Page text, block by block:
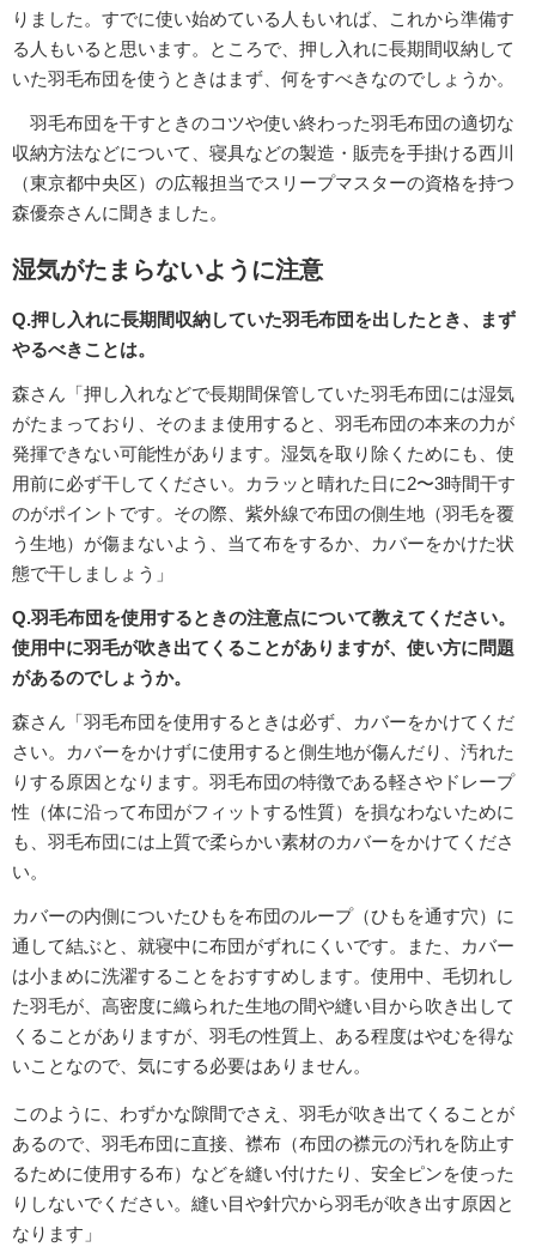
りました。すでに使い始めている人もいれば、これから準備す
る人もいると思います。ところで、押し入れに長期間収納して
いた羽毛布団を使うときはまず、何をすべきなのでしょうか。
羽毛布団を干すときのコツや使い終わった羽毛布団の適切な
収納方法などについて、寝具などの製造・販売を手掛ける西川
（東京都中央区）の広報担当でスリープマスターの資格を持つ
森優奈さんに聞きました。
湿気がたまらないように注意
Q.押し入れに長期間収納していた羽毛布団を出したとき、まず
やるべきことは。
森さん「押し入れなどで長期間保管していた羽毛布団には湿気
がたまっており、そのまま使用すると、羽毛布団の本来の力が
発揮できない可能性があります。湿気を取り除くためにも、使
用前に必ず干してください。カラッと晴れた日に2〜3時間干す
のがポイントです。その際、紫外線で布団の側生地（羽毛を覆
う生地）が傷まないよう、当て布をするか、カバーをかけた状
態で干しましょう」
Q.羽毛布団を使用するときの注意点について教えてください。
使用中に羽毛が吹き出てくることがありますが、使い方に問題
があるのでしょうか。
森さん「羽毛布団を使用するときは必ず、カバーをかけてくだ
さい。カバーをかけずに使用すると側生地が傷んだり、汚れた
りする原因となります。羽毛布団の特徴である軽さやドレープ
性（体に沿って布団がフィットする性質）を損なわないために
も、羽毛布団には上質で柔らかい素材のカバーをかけてくださ
い。
カバーの内側についたひもを布団のループ（ひもを通す穴）に
通して結ぶと、就寝中に布団がずれにくいです。また、カバー
は小まめに洗濯することをおすすめします。使用中、毛切れし
た羽毛が、高密度に織られた生地の間や縫い目から吹き出して
くることがありますが、羽毛の性質上、ある程度はやむを得な
いことなので、気にする必要はありません。
このように、わずかな隙間でさえ、羽毛が吹き出てくることが
あるので、羽毛布団に直接、襟布（布団の襟元の汚れを防止す
るために使用する布）などを縫い付けたり、安全ピンを使った
りしないでください。縫い目や針穴から羽毛が吹き出す原因と
なります」